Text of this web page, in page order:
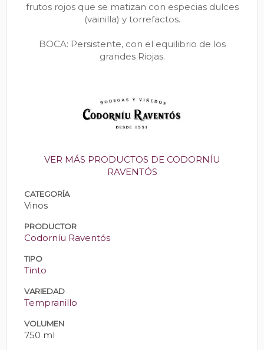
frutos rojos que se matizan con especias dulces
(vainilla) y torrefactos.
BOCA: Persistente, con el equilibrio de los
grandes Riojas.
VER MÁS PRODUCTOS DE CODORNÍU
RAVENTÓS
CATEGORÍA
Vinos
PRODUCTOR
Codorníu Raventós
TIPO
Tinto
VARIEDAD
Tempranillo
VOLUMEN
750 ml